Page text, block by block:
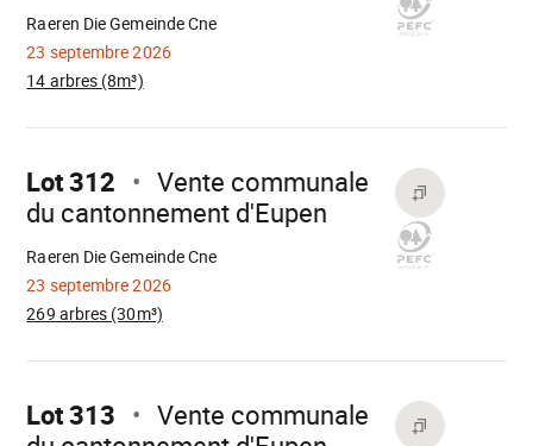
23 septembre 2026
Raeren Die Gemeinde Cne
14 arbres (8m³)
Aller
Lot 312
Vente communale
du cantonnement d'Eupen
23 septembre 2026
Raeren Die Gemeinde Cne
269 arbres (30m³)
Chargement
Aller
Lot 313
Vente communale